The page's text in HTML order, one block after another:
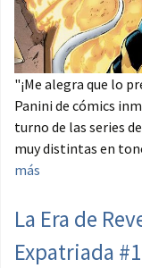
"¡Me alegra que lo
Panini de cómics
turno de las series
muy distintas en
más
La Era de
Expatriada